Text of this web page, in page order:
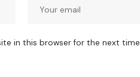
in this browser for the next